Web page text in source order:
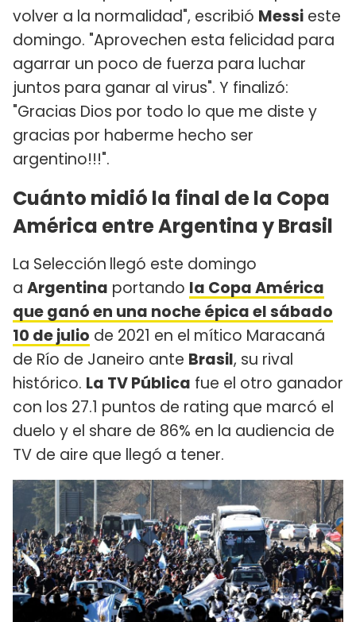
volver a la normalidad", escribió Messi este
domingo. "Aprovechen esta felicidad para
agarrar un poco de fuerza para luchar
juntos para ganar al virus". Y finalizó:
"Gracias Dios por todo lo que me diste y
gracias por haberme hecho ser
argentino!!!".
Cuánto midió la final de la Copa
América entre Argentina y Brasil
La Selección llegó este domingo
a Argentina portando la Copa América
que ganó en una noche épica el sábado
10 de julio de 2021 en el mítico Maracaná
de Río de Janeiro ante Brasil, su rival
histórico. La TV Pública fue el otro ganador
con los 27.1 puntos de rating que marcó el
duelo y el share de 86% en la audiencia de
TV de aire que llegó a tener.